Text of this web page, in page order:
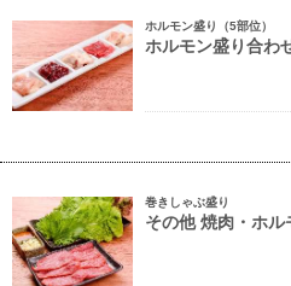
ホルモン盛り（5部位）
ホルモン盛り合わ
巻きしゃぶ盛り
その他 焼肉・ホル